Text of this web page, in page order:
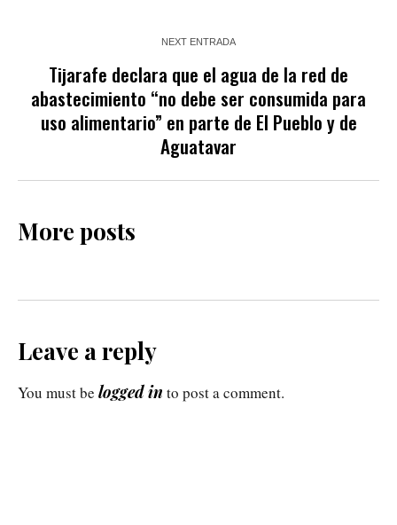
NEXT ENTRADA
Tijarafe declara que el agua de la red de
abastecimiento “no debe ser consumida para
uso alimentario” en parte de El Pueblo y de
Aguatavar
More posts
Leave a reply
You must be logged in to post a comment.